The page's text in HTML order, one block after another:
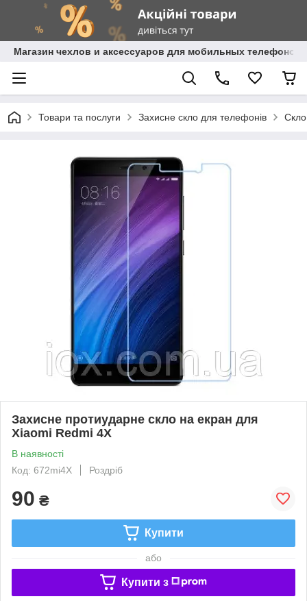
Магазин чехлов и аксессуаров для мобильных телефонов
Товари та послуги Захисне скло для телефонів
Захисне протиударне скло на екран для
Xiaomi Redmi 4X
В наявності
Код: 672mi4X
Роздріб
90 ₴
Купити
або
Купити з